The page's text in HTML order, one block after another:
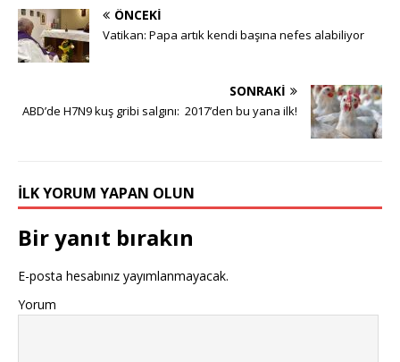
ÖNCEKI
Vatikan: Papa artık kendi başına nefes alabiliyor
SONRAKI
ABD’de H7N9 kuş gribi salgını: 2017’den bu yana ilk!
İLK YORUM YAPAN OLUN
Bir yanıt bırakın
E-posta hesabınız yayımlanmayacak.
Yorum